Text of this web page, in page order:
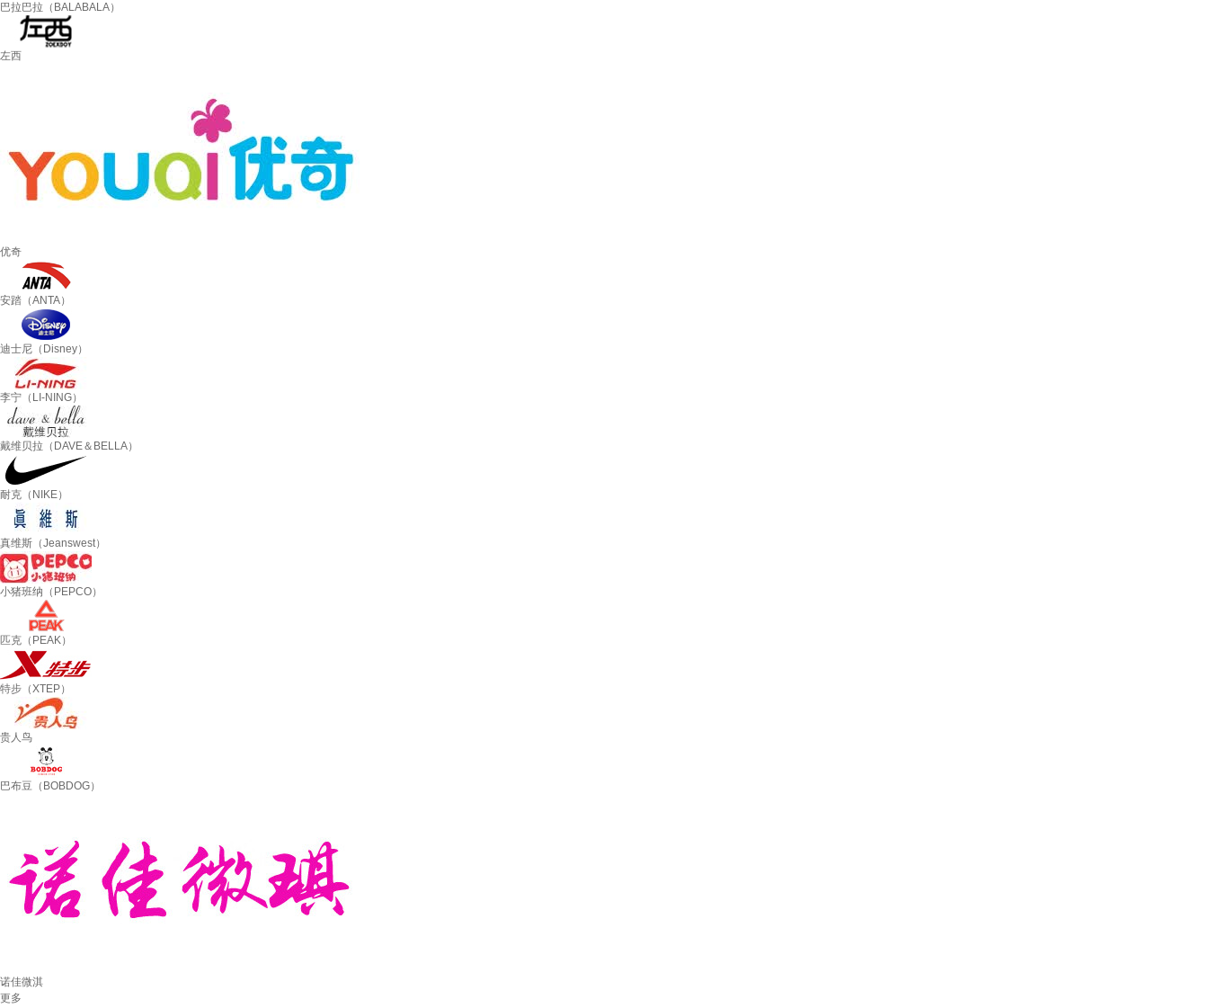
巴拉巴拉（BALABALA）
左西
优奇
安踏（ANTA）
迪士尼（Disney）
李宁（LI-NING）
戴维贝拉（DAVE＆BELLA）
耐克（NIKE）
真维斯（Jeanswest）
小猪班纳（PEPCO）
匹克（PEAK）
特步（XTEP）
贵人鸟
巴布豆（BOBDOG）
诺佳微淇
更多